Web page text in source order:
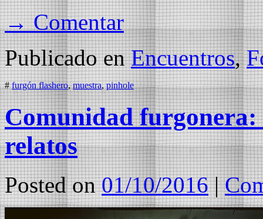
→ Comentar
Publicado en Encuentros,
# furgón flashero,muestra,pinhole
Comunidad furgonera:
relatos
Posted on 01/10/2016 |